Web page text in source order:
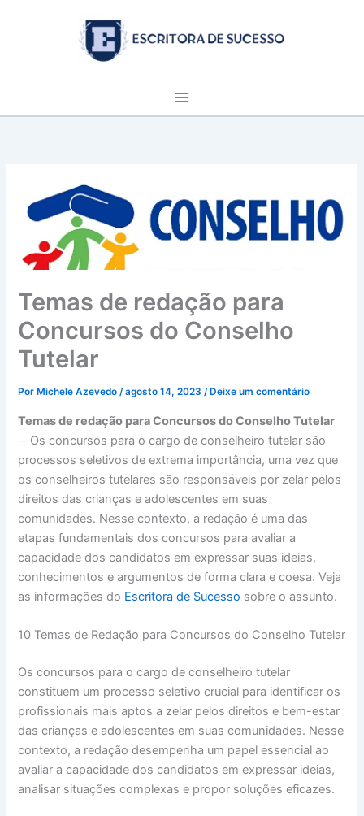
Temas de redação para
Concursos do Conselho
Tutelar
Por Michele Azevedo/agosto 14, 2023/ Deixe um comentário
Temas de redação para Concursos do Conselho Tutelar
─ Os concursos para o cargo de conselheiro tutelar são
processos seletivos de extrema importância, uma vez que
os conselheiros tutelares são responsáveis por zelar pelos
direitos das crianças e adolescentes em suas
comunidades. Nesse contexto, a redação é uma das
etapas fundamentais dos concursos para avaliar a
capacidade dos candidatos em expressar suas ideias,
conhecimentos e argumentos de forma clara e coesa. Veja
as informações do Escritora de Sucesso sobre o assunto.
10 Temas de Redação para Concursos do Conselho Tutelar
Os concursos para o cargo de conselheiro tutelar
constituem um processo seletivo crucial para identificar os
profissionais mais aptos a zelar pelos direitos e bem-estar
das crianças e adolescentes em suas comunidades. Nesse
contexto, a redação desempenha um papel essencial ao
avaliar a capacidade dos candidatos em expressar ideias,
analisar situações complexas e propor soluções eficazes.